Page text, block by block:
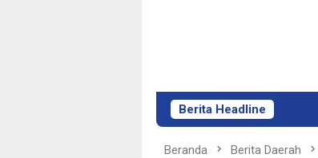
Berita Headline
Beranda Berita Daerah